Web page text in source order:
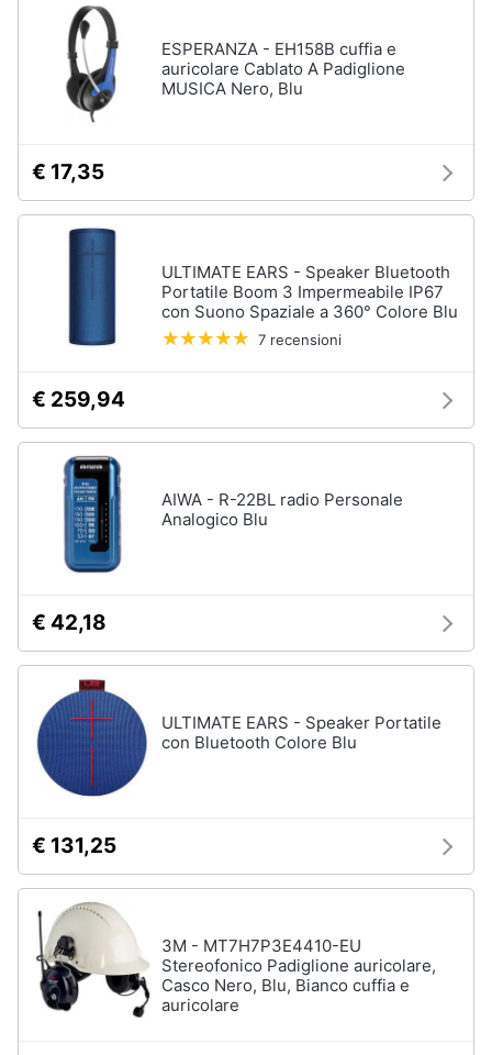
ESPERANZA - EH158B cuffia e
auricolare Cablato A Padiglione
MUSICA Nero, Blu
€ 17,35
ULTIMATE EARS - Speaker Bluetooth
Portatile Boom 3 Impermeabile IP67
con Suono Spaziale a 360° Colore Blu
7 recensioni
€ 259,94
AIWA - R-22BL radio Personale
Analogico Blu
€ 42,18
ULTIMATE EARS - Speaker Portatile
con Bluetooth Colore Blu
€ 131,25
3M - MT7H7P3E4410-EU
Stereofonico Padiglione auricolare,
Casco Nero, Blu, Bianco cuffia e
auricolare